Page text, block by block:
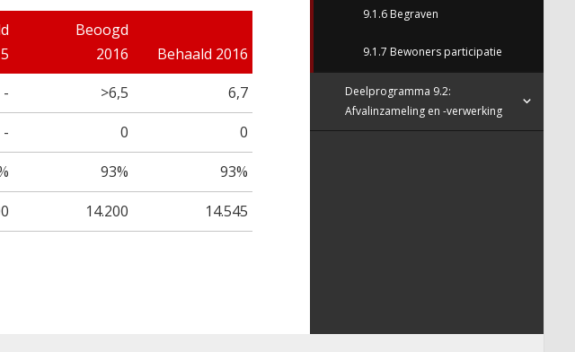
9.1.6 Begraven
9.1.7 Bewoners participatie
Deelprogramma 9.2:
Afvalinzameling en -verwerking
Beoogd
2016
Behaald 2016
- >6,5
6,7
- 0
0
93%
93%
14.200 14.545